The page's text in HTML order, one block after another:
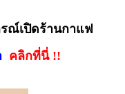
ณ์เปิดร้านกาแฟ
คลิกที่นี่ !!